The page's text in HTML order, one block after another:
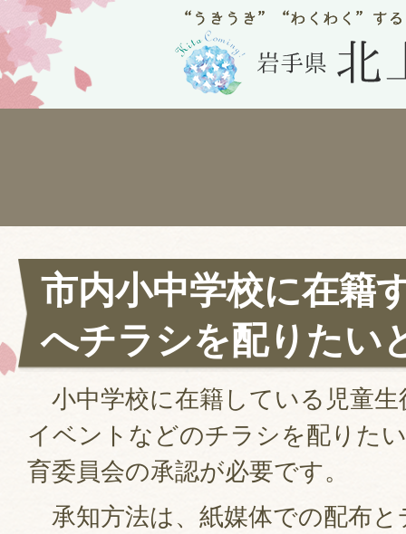
市内小中学校に在籍
へチラシを配りたい
小中学校に在籍している児童生
イベントなどのチラシを配りた
育委員会の承認が必要です。
承知方法は、紙媒体での配布